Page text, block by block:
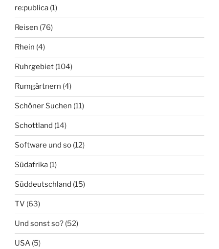
re:publica (1)
Reisen (76)
Rhein (4)
Ruhrgebiet (104)
Rumgärtnern (4)
Schöner Suchen (11)
Schottland (14)
Software und so (12)
Südafrika (1)
Süddeutschland (15)
TV (63)
Und sonst so? (52)
USA (5)